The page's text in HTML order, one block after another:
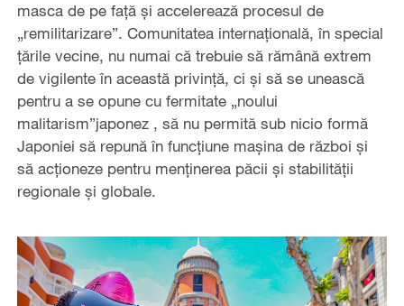
masca de pe față și accelerează procesul de
„remilitarizare”. Comunitatea internațională, în special
țările vecine, nu numai că trebuie să rămână extrem
de vigilente în această privință, ci și să se unească
pentru a se opune cu fermitate „noului
malitarism”japonez , să nu permită sub nicio formă
Japoniei să repună în funcțiune mașina de război și
să acționeze pentru menținerea păcii și stabilității
regionale și globale.